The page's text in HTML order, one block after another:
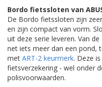
Bordo fietssloten van
De Bordo fietssloten zijn
en zijn compact van vorm.
uit deze serie leveren. Van
net iets meer dan een pond,
met ART-2 keurmerk. Deze
fietsverzekering - wel onder
polisvoorwaarden.